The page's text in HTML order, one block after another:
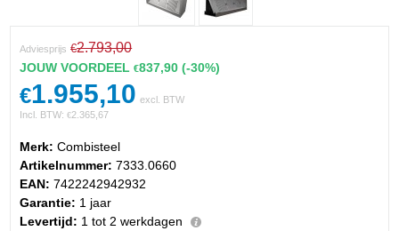
Adviesprijs €2.793,00
JOUW VOORDEEL€837,90 (-30%)
€1.955,10 excl. BTW
Incl. BTW:€2.365,67
Merk: Combisteel
Artikelnummer: 7333.0660
EAN: 7422242942932
Garantie: 1 jaar
Levertijd: 1 tot 2 werkdagen